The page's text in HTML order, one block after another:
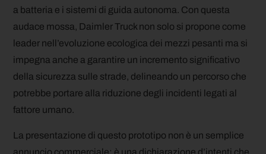
a batteria e i sistemi di guida autonoma. Con questa
audace mossa, Daimler Truck non solo si propone come
leader nell’evoluzione ecologica dei mezzi pesanti ma si
impegna anche a garantire un incremento significativo
della sicurezza sulle strade, delineando un percorso che
potrebbe portare alla riduzione degli incidenti legati al
fattore umano.
La presentazione di questo prototipo non è un semplice
annuncio commerciale; è una dichiarazione d’intenti che